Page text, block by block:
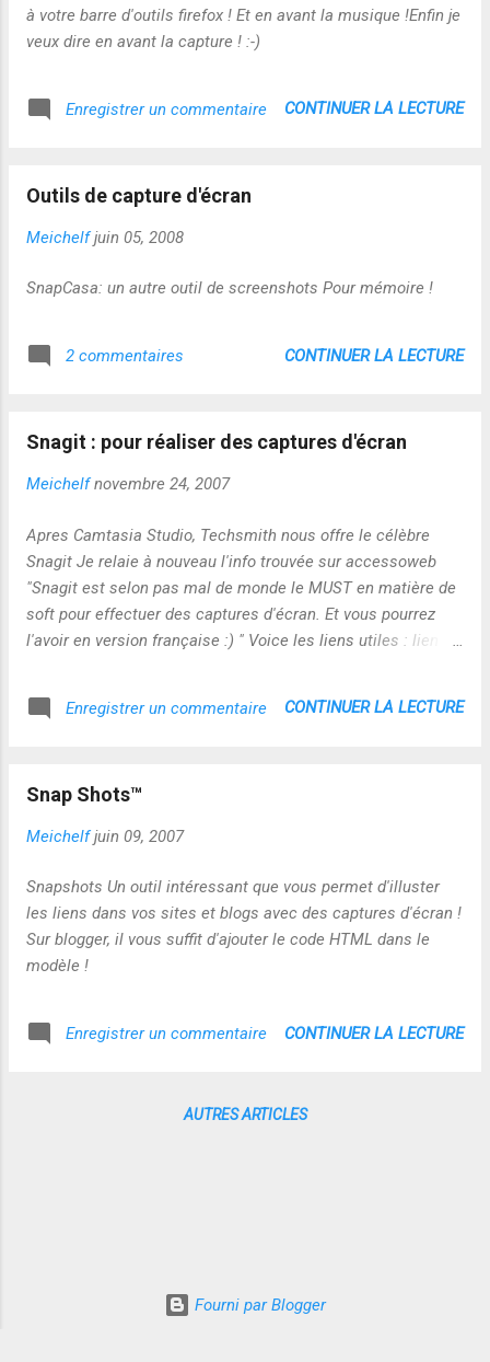
à votre barre d'outils firefox ! Et en avant la musique !Enfin je
veux dire en avant la capture ! :-)
Enregistrer un commentaire CONTINUER LA LECTURE
Outils de capture d'écran
Meichelf juin 05, 2008
SnapCasa: un autre outil de screenshots Pour mémoire !
2 commentaires CONTINUER LA LECTURE
Snagit : pour réaliser des captures d'écran
Meichelf novembre 24, 2007
Apres Camtasia Studio, Techsmith nous offre le célèbre
Snagit Je relaie à nouveau l'info trouvée sur accessoweb
"Snagit est selon pas mal de monde le MUST en matière de
soft pour effectuer des captures d'écran. Et vous pourrez
l'avoir en version française :) " Voice les liens utiles : lien
Enregistrer un commentaire CONTINUER LA LECTURE
Snap Shots™
Meichelf juin 09, 2007
Snapshots Un outil intéressant que vous permet d'illuster
les liens dans vos sites et blogs avec des captures d'écran !
Sur blogger, il vous suffit d'ajouter le code HTML dans le
modèle !
Enregistrer un commentaire CONTINUER LA LECTURE
AUTRES ARTICLES
Fourni par Blogger